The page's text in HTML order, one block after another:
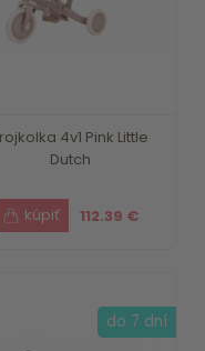
4v1 Pink Little
Dutch
112.39 €
do 7 dní